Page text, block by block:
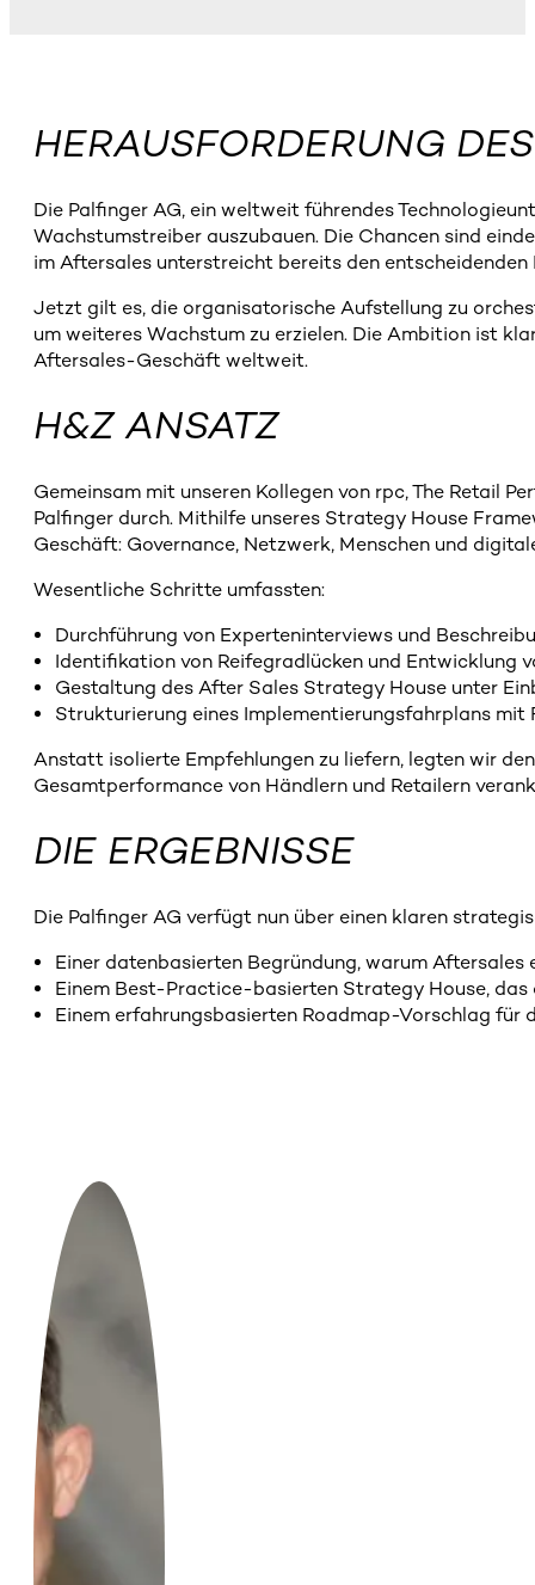
HERAUSFORDERUNG
Die Palfinger AG, ein weltweit führendes
Wachstumstreiber auszubauen. Die Chancen sind
im Aftersales unterstreicht bereits den
Jetzt gilt es, die organisatorische Aufstellung zu
um weiteres Wachstum zu erzielen. Die Ambition ist
Aftersales-Geschäft weltweit.
H&Z ANSATZ
Gemeinsam mit unseren Kollegen von rpc, The Retail
Palfinger durch. Mithilfe unseres Strategy House
Geschäft: Governance, Netzwerk, Menschen und
Wesentliche Schritte umfassten:
Durchführung von Experteninterviews und
Identifikation von Reifegradlücken und Entwicklung
Gestaltung des After Sales Strategy House unter
Strukturierung eines Implementierungsfahrplans
Anstatt isolierte Empfehlungen zu liefern, legten wir
Gesamtperformance von Händlern und Retailern
DIE ERGEBNISSE
Die Palfinger AG verfügt nun über einen klaren
Einer datenbasierten Begründung, warum
Einem Best-Practice-basierten Strategy House,
Einem erfahrungsbasierten Roadmap-Vorschlag für